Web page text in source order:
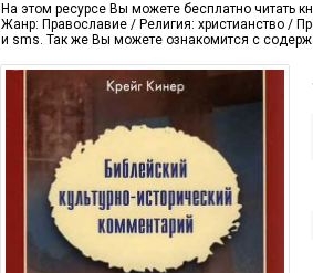
На этом ресурсе Вы можете бесплатно читать
Жанр: Православие / Религия: христианство /
и sms. Так же Вы можете ознакомится с